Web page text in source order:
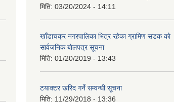
मिति: 03/20/2024 - 14:11
खाँडाचक्र नगरपालिका भित्र रहेका ग्रामिण सडक काे
सार्वजनिक बाेलपत्र सूचना
मिति: 01/20/2019 - 13:43
टयाक्टर खरिद गर्ने सम्वन्धी सूचना
मिति: 11/29/2018 - 13:36